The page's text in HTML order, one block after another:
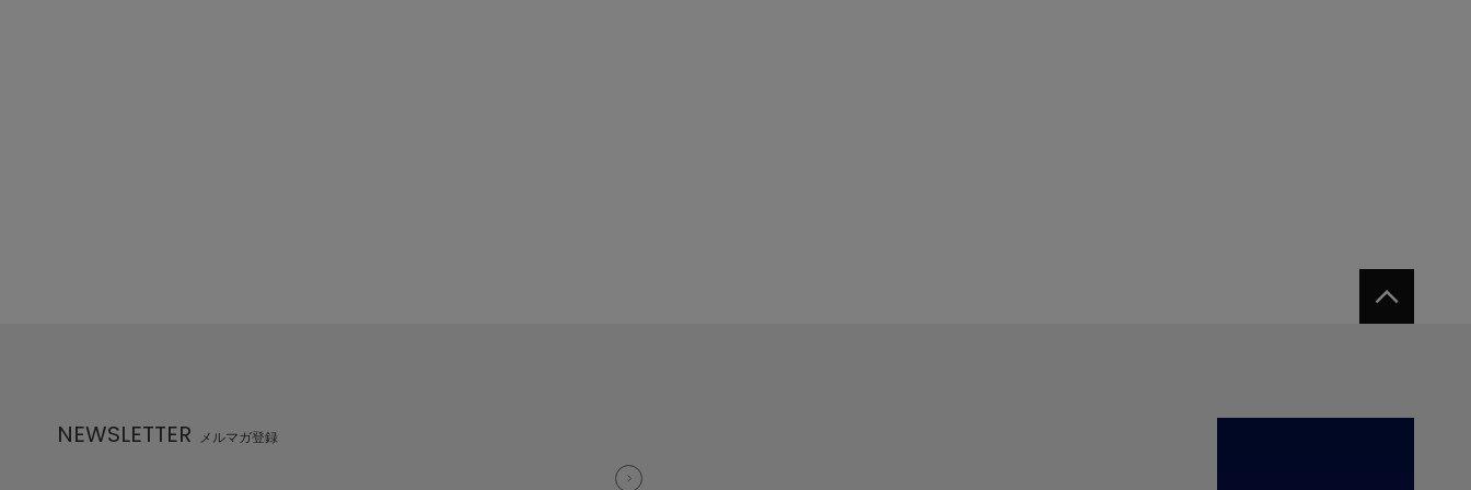
NEWSLETTER メルマガ登録